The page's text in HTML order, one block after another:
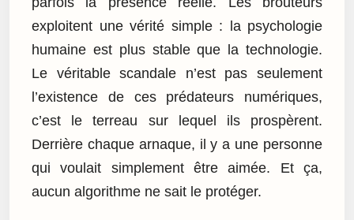
exploitent une vérité simple : la psychologie
humaine est plus stable que la technologie.
Le véritable scandale n’est pas seulement
l’existence de ces prédateurs numériques,
c’est le terreau sur lequel ils prospèrent.
Derrière chaque arnaque, il y a une personne
qui voulait simplement être aimée. Et ça,
aucun algorithme ne sait le protéger.